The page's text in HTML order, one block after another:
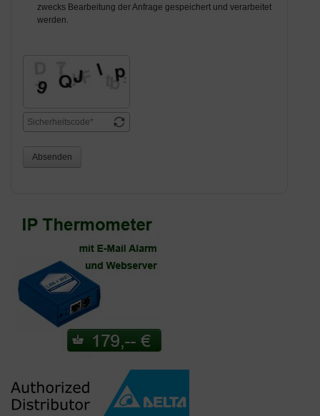
zwecks Bearbeitung der Anfrage gespeichert und verarbeitet
werden.
Absenden